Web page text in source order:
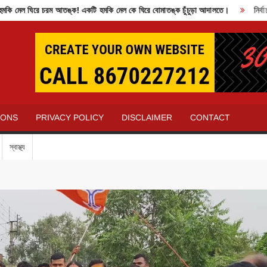
ঘিরে চরম আতঙ্ক! একটি হমকি মেল কে ঘিরে বোমাতঙ্ক চুঁচুড়া আদালতে। নির্বাচন
PRIVACY POLICY DISCLAIMER CONTACT
স্বাস্থ্য